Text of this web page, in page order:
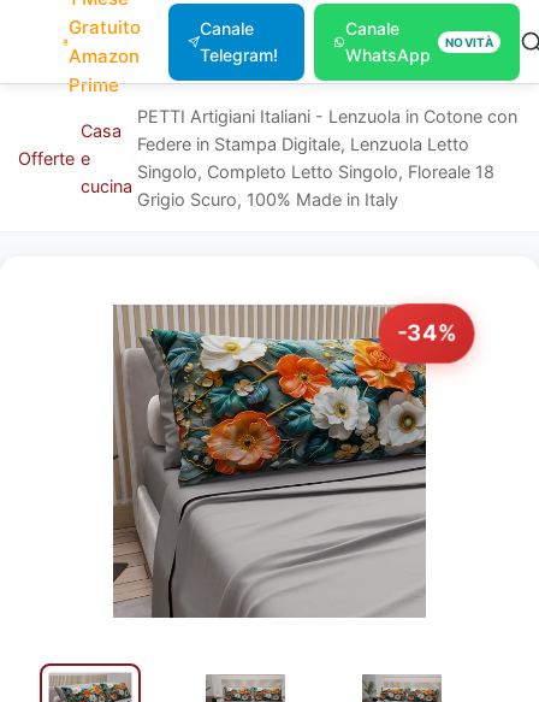
Gratuito
Amazon
Prime
Canale
Telegram!
Canale
WhatsApp
NOVITÀ
Offerte
Casa
e
cucina
PETTI Artigiani Italiani - Lenzuola in Cotone con
Federe in Stampa Digitale, Lenzuola Letto
Singolo, Completo Letto Singolo, Floreale 18
Grigio Scuro, 100% Made in Italy
-34%